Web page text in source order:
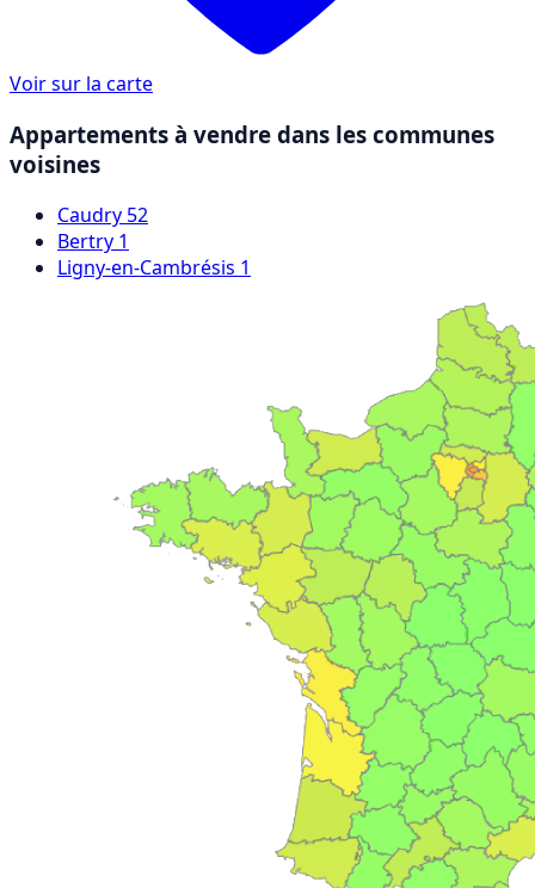
Voir sur la carte
Appartements à vendre dans les communes
voisines
Caudry 52
Bertry 1
Ligny-en-Cambrésis 1